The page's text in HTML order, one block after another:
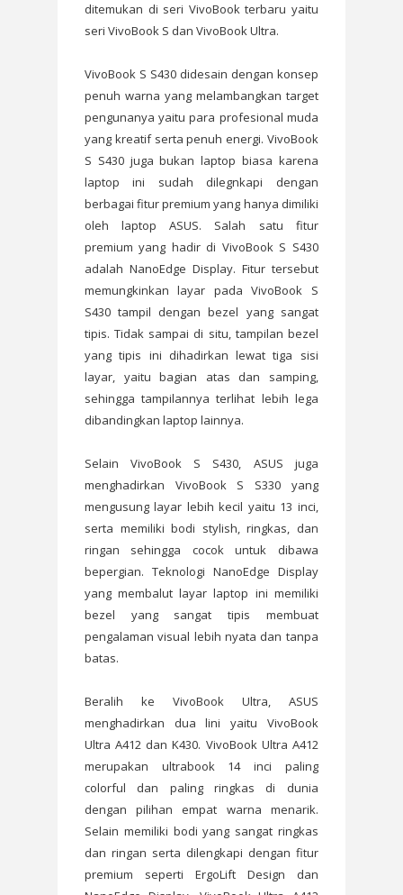
ditemukan di seri VivoBook terbaru yaitu
seri VivoBook S dan VivoBook Ultra.
VivoBook S S430 didesain dengan konsep
penuh warna yang melambangkan target
pengunanya yaitu para profesional muda
yang kreatif serta penuh energi. VivoBook
S S430 juga bukan laptop biasa karena
laptop ini sudah dilegnkapi dengan
berbagai fitur premium yang hanya dimiliki
oleh laptop ASUS. Salah satu fitur
premium yang hadir di VivoBook S S430
adalah NanoEdge Display. Fitur tersebut
memungkinkan layar pada VivoBook S
S430 tampil dengan bezel yang sangat
tipis. Tidak sampai di situ, tampilan bezel
yang tipis ini dihadirkan lewat tiga sisi
layar, yaitu bagian atas dan samping,
sehingga tampilannya terlihat lebih lega
dibandingkan laptop lainnya.
Selain VivoBook S S430, ASUS juga
menghadirkan VivoBook S S330 yang
mengusung layar lebih kecil yaitu 13 inci,
serta memiliki bodi stylish, ringkas, dan
ringan sehingga cocok untuk dibawa
bepergian. Teknologi NanoEdge Display
yang membalut layar laptop ini memiliki
bezel yang sangat tipis membuat
pengalaman visual lebih nyata dan tanpa
batas.
Beralih ke VivoBook Ultra, ASUS
menghadirkan dua lini yaitu VivoBook
Ultra A412 dan K430. VivoBook Ultra A412
merupakan ultrabook 14 inci paling
colorful dan paling ringkas di dunia
dengan pilihan empat warna menarik.
Selain memiliki bodi yang sangat ringkas
dan ringan serta dilengkapi dengan fitur
premium seperti ErgoLift Design dan